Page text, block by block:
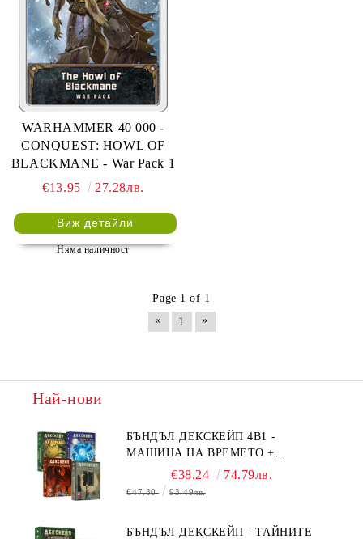
WARHAMMER 40 000 -
CONQUEST: HOWL OF
BLACKMANE - War Pack 1
€13.95
27.28лв.
Виж детайли
Няма наличност
Page 1 of 1
«
1 »
Най-нови
БЪНДЪЛ ДЕКСКЕЙП 4В1 -
МАШИНА НА ВРЕМЕТО +
БЯГСТВО ОТ АЛКАТРАЗ +
ТАЙНИТЕ НА ЕЛ ДОРАДО +
€38.24 74.79лв.
€47.80 93.49лв.
БЪНДЪЛ ДЕКСКЕЙП - ТАЙНИТЕ